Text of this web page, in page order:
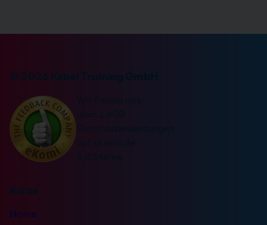
© 2026 Kebel Training GmbH
Wir freuen uns
über 1.600
Seminarbewertungen
auf ekomi.de
4,8 Sterne
Kurse
Home